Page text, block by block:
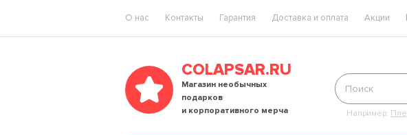
O нас Контакты Гарантия Доставка и оплата Акции
COLAPSAR.RU
Магазин необычных
подарков
и корпоративного мерча
Например: